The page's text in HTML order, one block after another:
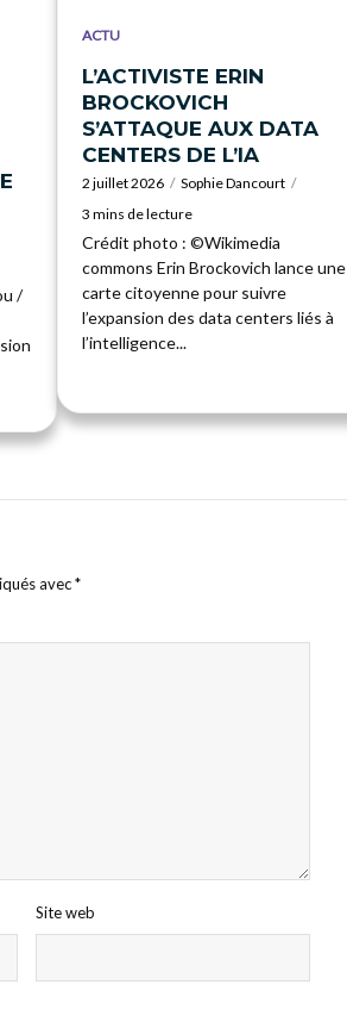
/
ACTU
L’ACTIVISTE ERIN
BROCKOVICH
S’ATTAQUE AUX DATA
CENTERS DE L’IA
2 juillet 2026
Sophie Dancourt
3 mins de lecture
Crédit photo : ©Wikimedia
commons Erin Brockovich lance une
carte citoyenne pour suivre
l’expansion des data centers liés à
l’intelligence...
avec*
Site web